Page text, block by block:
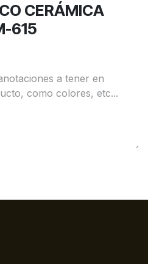
CERÁMICA
615